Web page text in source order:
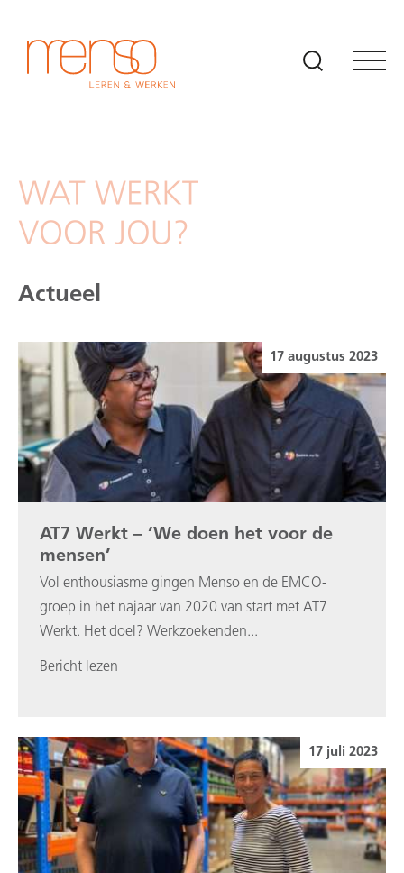
Actueel
AT7 Werkt – ‘We doen het voor de
mensen’
17 augustus 2023
Vol enthousiasme gingen Menso en de EMCO-
groep in het najaar van 2020 van start met AT7
Werkt. Het doel? Werkzoekenden...
Bericht lezen
17 juli 2023